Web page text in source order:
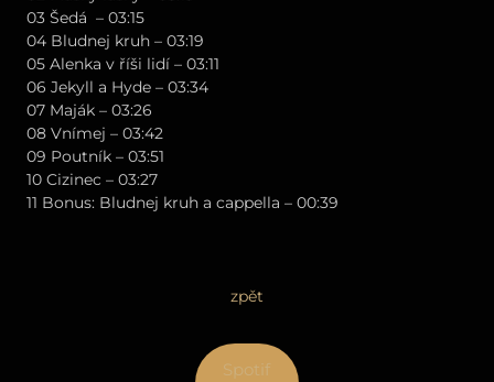
03 Šedá – 03:15
04 Bludnej kruh – 03:19
05 Alenka v říši lidí – 03:11
06 Jekyll a Hyde – 03:34
07 Maják – 03:26
08 Vnímej – 03:42
09 Poutník – 03:51
10 Cizinec – 03:27
11 Bonus: Bludnej kruh a cappella – 00:39
zpět
Spotif